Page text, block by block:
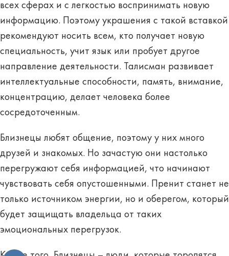
всех сферах и с легкостью воспринимать новую
информацию. Поэтому украшения с такой вставкой
рекомендуют носить всем, кто получает новую
специальность, учит язык или пробует другое
направление деятельности. Талисман развивает
интеллектуальные способности, память, внимание,
концентрацию, делает человека более
сосредоточенным.
Близнецы любят общение, поэтому у них много
друзей и знакомых. Но зачастую они настолько
перегружают себя информацией, что начинают
чувствовать себя опустошенными. Пренит станет не
только источником энергии, но и оберегом, который
будет защищать владельца от таких
эмоциональных перегрузок.